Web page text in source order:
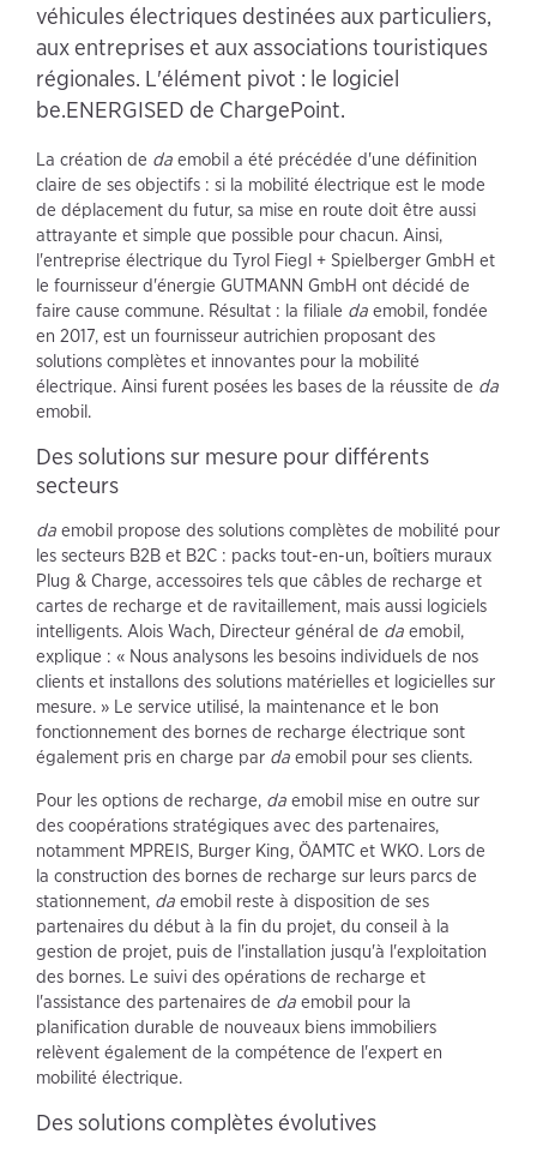
véhicules électriques destinées aux particuliers,
aux entreprises et aux associations touristiques
régionales. L'élément pivot : le logiciel
be.ENERGISED de ChargePoint.
La création de da emobil a été précédée d'une définition
claire de ses objectifs : si la mobilité électrique est le mode
de déplacement du futur, sa mise en route doit être aussi
attrayante et simple que possible pour chacun. Ainsi,
l'entreprise électrique du Tyrol Fiegl + Spielberger GmbH et
le fournisseur d'énergie GUTMANN GmbH ont décidé de
faire cause commune. Résultat : la filiale da emobil, fondée
en 2017, est un fournisseur autrichien proposant des
solutions complètes et innovantes pour la mobilité
électrique. Ainsi furent posées les bases de la réussite de da
emobil.
Des solutions sur mesure pour différents
secteurs
da emobil propose des solutions complètes de mobilité pour
les secteurs B2B et B2C : packs tout-en-un, boîtiers muraux
Plug & Charge, accessoires tels que câbles de recharge et
cartes de recharge et de ravitaillement, mais aussi logiciels
intelligents. Alois Wach, Directeur général de da emobil,
explique : « Nous analysons les besoins individuels de nos
clients et installons des solutions matérielles et logicielles sur
mesure. » Le service utilisé, la maintenance et le bon
fonctionnement des bornes de recharge électrique sont
également pris en charge par da emobil pour ses clients.
Pour les options de recharge, da emobil mise en outre sur
des coopérations stratégiques avec des partenaires,
notamment MPREIS, Burger King, ÖAMTC et WKO. Lors de
la construction des bornes de recharge sur leurs parcs de
stationnement, da emobil reste à disposition de ses
partenaires du début à la fin du projet, du conseil à la
gestion de projet, puis de l'installation jusqu'à l'exploitation
des bornes. Le suivi des opérations de recharge et
l'assistance des partenaires de da emobil pour la
planification durable de nouveaux biens immobiliers
relèvent également de la compétence de l'expert en
mobilité électrique.
Des solutions complètes évolutives